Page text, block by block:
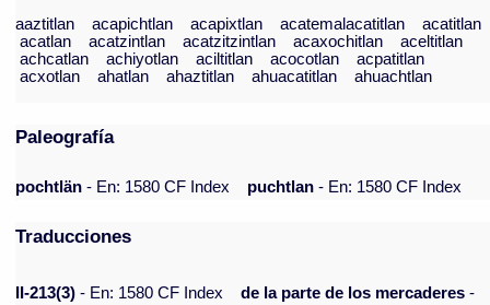
aaztitlan
acapichtlan acapixtlan acatemalacatitlan
acatitlan
acatlan
acatzintlan acatzitzintlan acaxochitlan
aceltitlan
achcatlan
achiyotlan aciltitlan acocotlan
acpatitlan
acxotlan
ahatlan ahaztitlan ahuacatitlan ahuachtlan
Paleografía
pochtlän - En: 1580 CF Index puchtlan - En: 1580 CF Index
Traducciones
II-213(3) - En: 1580 CF Index de la parte de los mercaderes -